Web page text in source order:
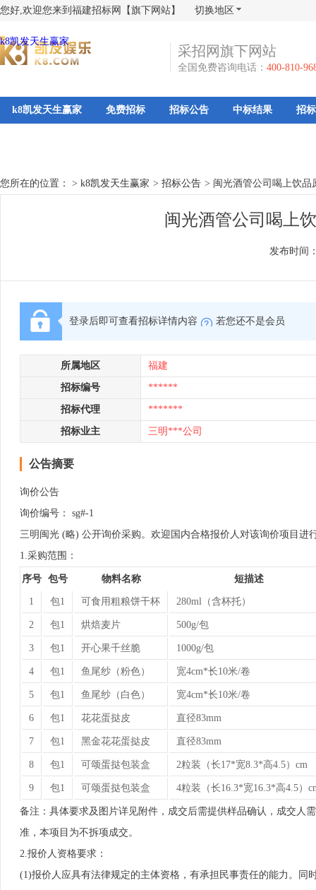
您好,欢迎您来到福建招标网【旗下网站】 切换地区
k8凯发天生赢家
采招网旗下网站
全国免费咨询电话： 400-810-
k8凯发天生赢家 免费招标 招标公告 中标结果 招
您所在的位置： > k8凯发天生赢家 > 招标公告 > 闽光酒管公司喝上饮品
闽光酒管公司喝上
发布时间
登录后即可查看招标详情内容 若您还不是会员
所属地区 福建
招标编号 ******
招标代理 *******
招标业主 三明***公司
公告摘要
询价公告
询价编号： sg#-1
三明闽光 (略) 公开询价采购。欢迎国内合格报价人对该询价项目进
1.采购范围：
序号 包号 物料名称 短描述
1 包1 可食用粗粮饼干杯 280ml（含杯托）
2 包1 烘焙麦片 500g/包
3 包1 开心果千丝脆 1000g/包
4 包1 鱼尾纱（粉色） 宽4cm*长10米/卷
5 包1 鱼尾纱（白色） 宽4cm*长10米/卷
6 包1 花花蛋挞皮 直径83mm
7 包1 黑金花花蛋挞皮 直径83mm
8 包1 可颂蛋挞包装盒 2粒装（长17*宽8.3*高4.5）cm
9 包1 可颂蛋挞包装盒 4粒装（长16.3*宽16.3*高4.5）
备注：具体要求及图片详见附件，成交后需提供样品确认，成交人
准，本项目为不拆项成交。
2.报价人资格要求：
(1)报价人应具有法律规定的主体资格，有承担民事责任的能力。